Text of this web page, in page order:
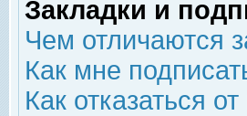
Закладки и
Чем отличаются
Как мне
Как отказаться